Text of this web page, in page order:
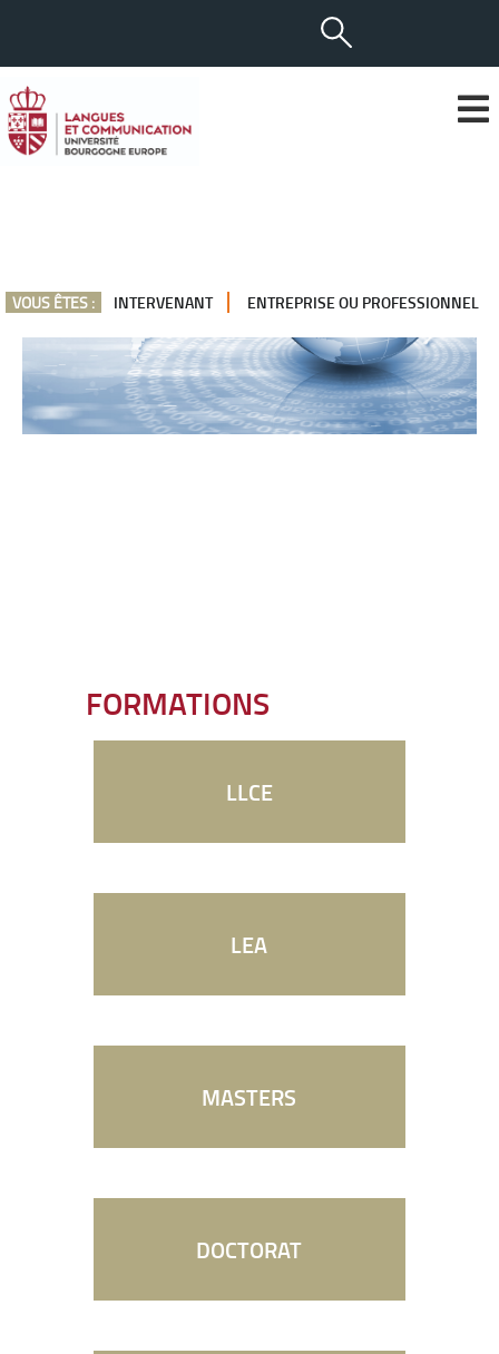
VOUS ÊTES : INTERVENANT ENTREPRISE OU PROFESSIONNEL
FORMATIONS
LLCE
LEA
MASTERS
DOCTORAT